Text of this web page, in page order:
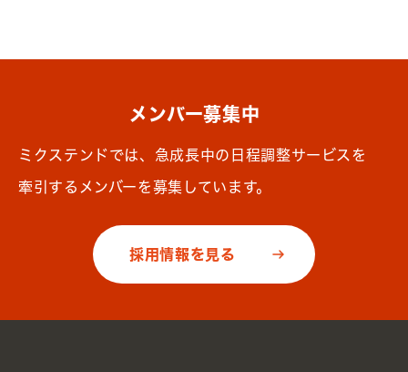
メンバー募集中
ミクステンドでは、急成長中の日程調整サービスを
牽引するメンバーを募集しています。
採用情報を見る